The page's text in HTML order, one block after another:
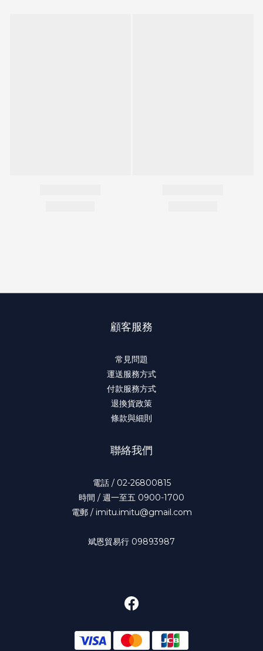
顧客服務
常見問題
運送服務方式
付款服務方式
退換貨政策
條款與細則
聯絡我們
電話 / 02-26800815
時間 / 週一至五 0900-1700
電郵 / imitu.imitu@gmail.com
斌恩貿易行 09893987